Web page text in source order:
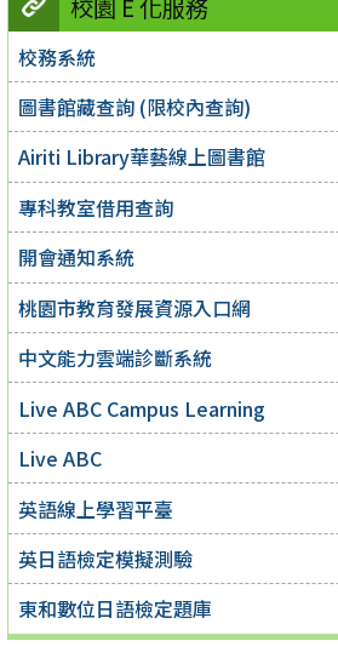
校園 E 化服務
校務系統
圖書館藏查詢 (限校內查詢)
Airiti Library華藝線上圖書館
專科教室借用查詢
開會通知系統
桃園市教育發展資源入口網
中文能力雲端診斷系統
Live ABC Campus Learning
Live ABC
英語線上學習平臺
英日語檢定模擬測驗
東和數位日語檢定題庫